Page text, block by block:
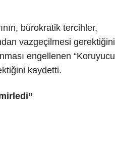
bürokratik tercihler,
vazgeçilmesi gerektiğini
engellenen “Koruyucu
kaydetti.